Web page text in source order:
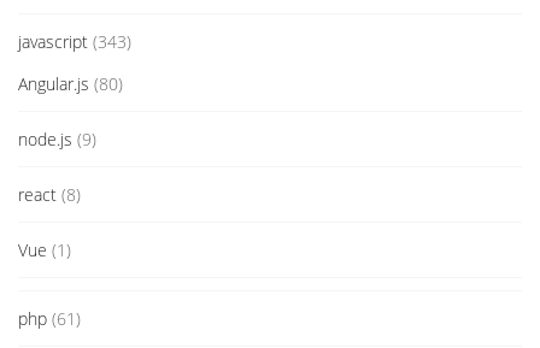
javascript (343)
Angular.js (80)
node.js (9)
react (8)
Vue (1)
php (61)